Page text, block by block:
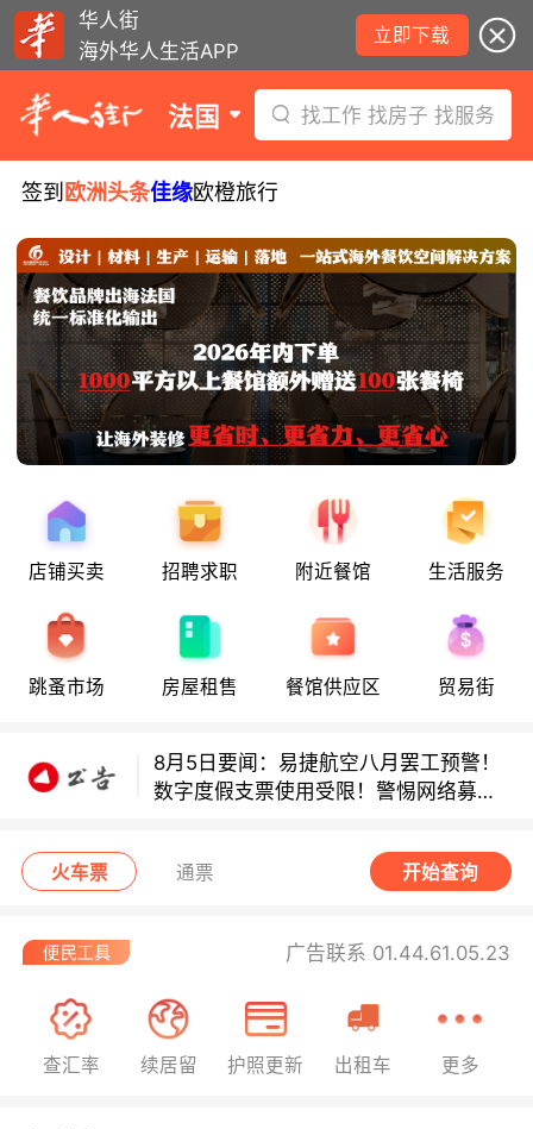
华人街
海外华人生活APP
立即下载
法国 找工作 找房子 找服务
签到 欧洲头条佳缘欧橙旅行
店铺买卖 招聘求职 附近餐馆 生活服务
跳蚤市场 房屋租售 餐馆供应区 贸易街
8月5日要闻：易捷航空八月罢工预警！
数字度假支票使用受限！警惕网络募捐
骗局！
无栏杆收费站逃费将重罚！
多款避孕套因安全缺陷召回！
多款避孕套因安全缺陷召回！
数字度假支票使用受限！警惕网络募捐
骗局！
火车票 通票 开始查询
广告联系 01.44.61.05.23
查汇率 续居留 护照更新 出租车 更多